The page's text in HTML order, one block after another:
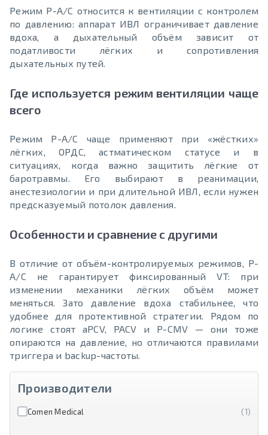
Режим P-A/С относится к вентиляции с контролем
по давлению: аппарат ИВЛ ограничивает давление
вдоха, а дыхательный объём зависит от
податливости лёгких и сопротивления
дыхательных путей.
Где используется режим вентиляции чаще
всего
Режим P-A/С чаще применяют при «жёстких»
лёгких, ОРДС, астматическом статусе и в
ситуациях, когда важно защитить лёгкие от
баротравмы. Его выбирают в реанимации,
анестезиологии и при длительной ИВЛ, если нужен
предсказуемый потолок давления.
Особенности и сравнение с другими
В отличие от объём-контролируемых режимов, P-
A/С не гарантирует фиксированный VT: при
изменении механики лёгких объём может
меняться. Зато давление вдоха стабильнее, что
удобнее для протективной стратегии. Рядом по
логике стоят aPCV, PACV и P-CMV — они тоже
опираются на давление, но отличаются правилами
триггера и backup-частоты.
Производители
Comen Medical (1)